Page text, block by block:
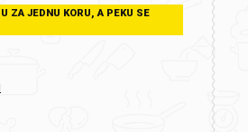
ZA JEDNU KORU, A PEKU SE